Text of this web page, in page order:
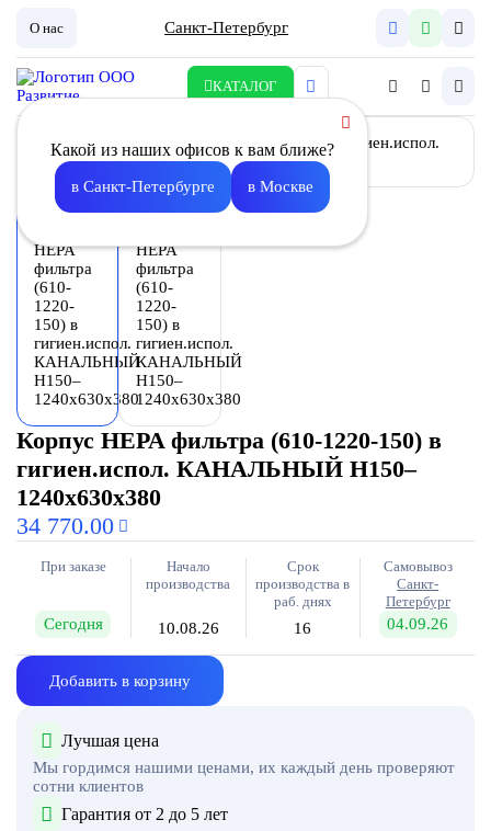
О нас Санкт-Петербург
КАТАЛОГ
Какой из наших офисов к вам ближе?
в Санкт-Петербурге в Москве
Корпус HEPA фильтра (610-1220-150) в
гигиен.испол. КАНАЛЬНЫЙ H150–
1240х630х380
34 770.00
При заказе
Сегодня
Начало
производства
10.08.26
Срок
производства в
раб. днях
16
Самовывоз
Санкт-
Петербург
04.09.26
Добавить в корзину
Лучшая цена
Мы гордимся нашими ценами, их каждый день проверяют
сотни клиентов
Гарантия от 2 до 5 лет